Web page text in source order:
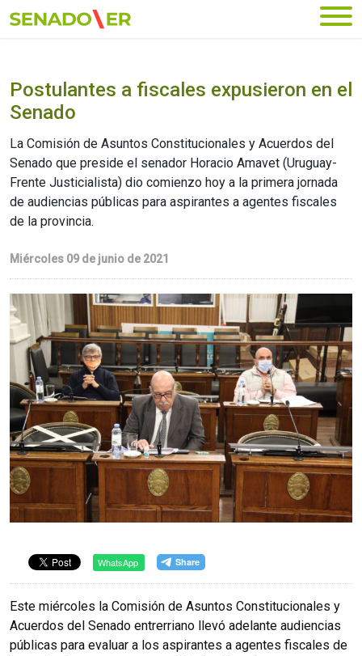
Ir al menú principal
Postulantes a fiscales expusieron en el
Senado
La Comisión de Asuntos Constitucionales y Acuerdos del
Senado que preside el senador Horacio Amavet (Uruguay-
Frente Justicialista) dio comienzo hoy a la primera jornada
de audiencias públicas para aspirantes a agentes fiscales
de la provincia.
Miércoles 09 de junio de 2021
WhatsApp
Este miércoles la Comisión de Asuntos Constitucionales y
Acuerdos del Senado entrerriano llevó adelante audiencias
públicas para evaluar a los aspirantes a agentes fiscales de